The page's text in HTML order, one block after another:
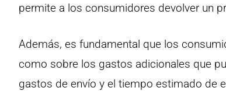
permite a los consumidores devolver un
Además, es fundamental que los
como sobre los gastos adicionales que
gastos de envío y el tiempo estimado de